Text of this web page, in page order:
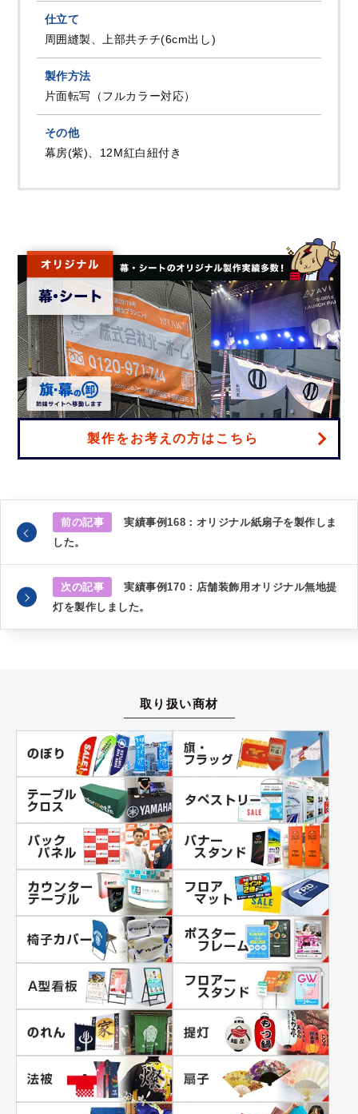
仕立て
周囲縫製、上部共チチ(6cm出し)
製作方法
片面転写（フルカラー対応）
その他
幕房(紫)、12M紅白紐付き
製作をお考えの方はこちら
前の記事
実績事例168：オリジナル紙扇子を製作しま
した。
次の記事
実績事例170：店舗装飾用オリジナル無地提
灯を製作しました。
取り扱い商材